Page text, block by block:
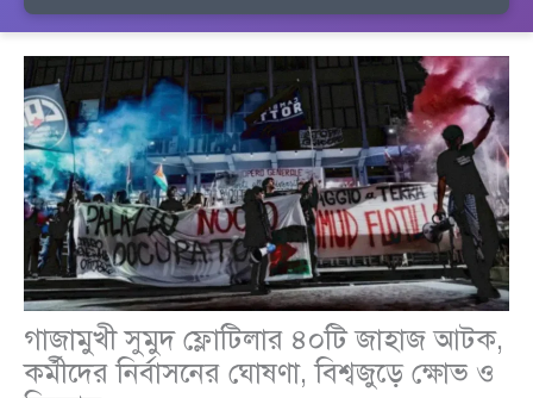
গাজামুখী সুমুদ ফ্লোটিলার ৪০টি জাহাজ আটক,
কর্মীদের নির্বাসনের ঘোষণা, বিশ্বজুড়ে ক্ষোভ ও